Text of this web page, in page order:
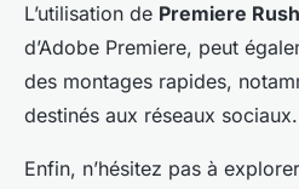
L’utilisation de Premiere Rush
d’Adobe Premiere, peut
des montages rapides,
destinés aux réseaux sociaux.
Enfin, n’hésitez pas à